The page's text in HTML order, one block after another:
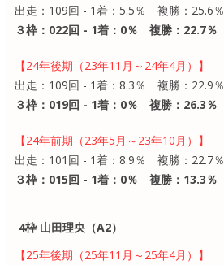
出走：109回 - 1着：5.5％ 複勝：25.6％
３枠：022回 - 1着：0％ 複勝：22.7％
【24年後期（23年11月～24年4月）】
出走：109回 - 1着：8.3％ 複勝：22.9％
３枠：019回 - 1着：0％ 複勝：26.3％
【24年前期（23年5月～23年10月）】
出走：101回 - 1着：8.9％ 複勝：22.7％
３枠：015回 - 1着：0％ 複勝：13.3％
4枠 山田理央（A2）
【25年後期（25年11月～25年4月）】